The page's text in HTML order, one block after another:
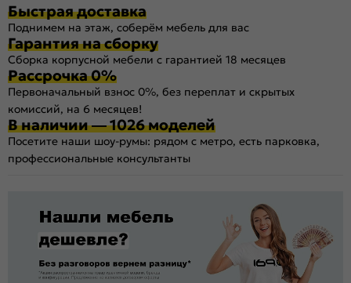
Быстрая доставка
Поднимем на этаж, соберём мебель для вас
Гарантия на сборку
Сборка корпусной мебели с гарантией 18 месяцев
Рассрочка 0%
Первоначальный взнос 0%, без переплат и скрытых
комиссий, на 6 месяцев!
В наличии — 1026 моделей
Посетите наши шоу-румы: рядом с метро, есть парковка,
профессиональные консультанты